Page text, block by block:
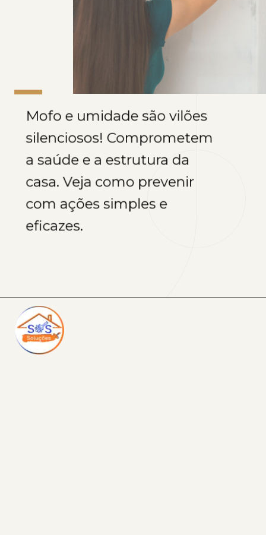
Mofo e umidade são vilões
silenciosos! Comprometem
a saúde e a estrutura da
casa. Veja como prevenir
com ações simples e
eficazes.